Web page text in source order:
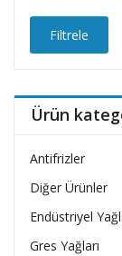
Filtrele
Ürün
Antifrizler
Diğer Ürünler
Endüstriyel
Gres Yağları